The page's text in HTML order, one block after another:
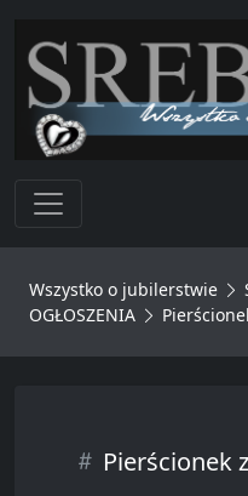
Toggle navigation
Wszystko o jubilerstwie
OGŁOSZENIA
Pierścionek